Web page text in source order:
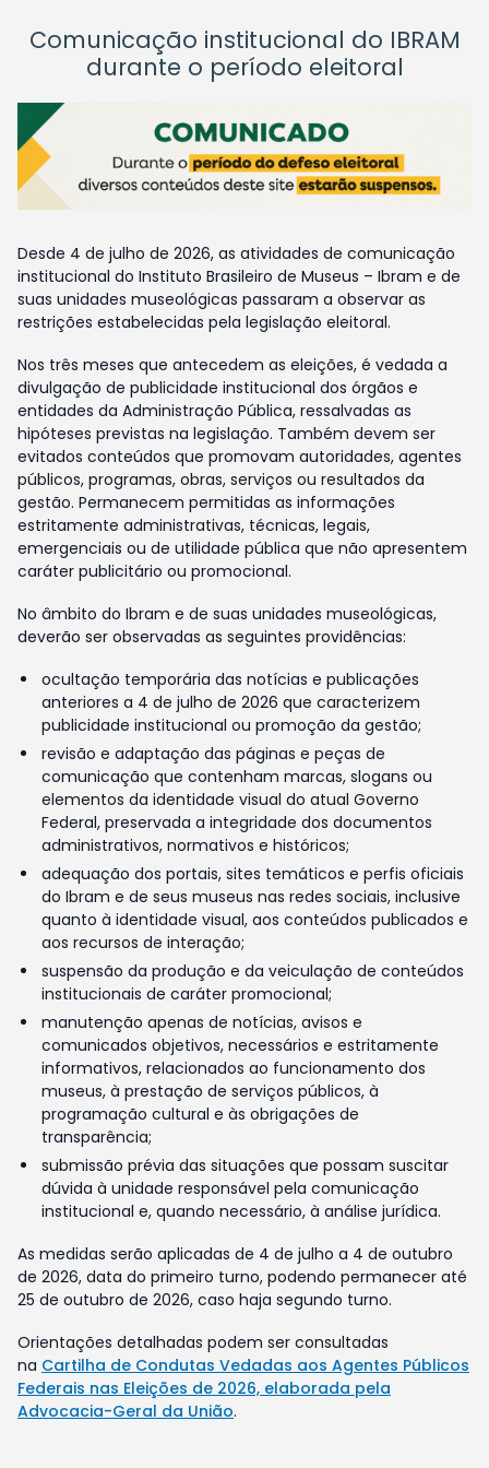
Comunicação institucional do IBRAM
durante o período eleitoral
Desde 4 de julho de 2026, as atividades de comunicação
institucional do Instituto Brasileiro de Museus – Ibram e de
suas unidades museológicas passaram a observar as
restrições estabelecidas pela legislação eleitoral.
Nos três meses que antecedem as eleições, é vedada a
divulgação de publicidade institucional dos órgãos e
entidades da Administração Pública, ressalvadas as
hipóteses previstas na legislação. Também devem ser
evitados conteúdos que promovam autoridades, agentes
públicos, programas, obras, serviços ou resultados da
gestão. Permanecem permitidas as informações
estritamente administrativas, técnicas, legais,
emergenciais ou de utilidade pública que não apresentem
caráter publicitário ou promocional.
No âmbito do Ibram e de suas unidades museológicas,
deverão ser observadas as seguintes providências:
ocultação temporária das notícias e publicações
anteriores a 4 de julho de 2026 que caracterizem
publicidade institucional ou promoção da gestão;
revisão e adaptação das páginas e peças de
comunicação que contenham marcas, slogans ou
elementos da identidade visual do atual Governo
Federal, preservada a integridade dos documentos
administrativos, normativos e históricos;
adequação dos portais, sites temáticos e perfis oficiais
do Ibram e de seus museus nas redes sociais, inclusive
quanto à identidade visual, aos conteúdos publicados e
aos recursos de interação;
suspensão da produção e da veiculação de conteúdos
institucionais de caráter promocional;
manutenção apenas de notícias, avisos e
comunicados objetivos, necessários e estritamente
informativos, relacionados ao funcionamento dos
museus, à prestação de serviços públicos, à
programação cultural e às obrigações de
transparência;
submissão prévia das situações que possam suscitar
dúvida à unidade responsável pela comunicação
institucional e, quando necessário, à análise jurídica.
As medidas serão aplicadas de 4 de julho a 4 de outubro
de 2026, data do primeiro turno, podendo permanecer até
25 de outubro de 2026, caso haja segundo turno.
Orientações detalhadas podem ser consultadas
na Cartilha de Condutas Vedadas aos Agentes Públicos
Federais nas Eleições de 2026, elaborada pela
Advocacia-Geral da União.